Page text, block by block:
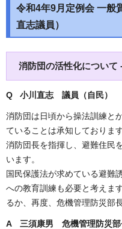
令和4年9月定例会 一般
直志議員）
消防団の活性化について
Q 小川直志 議員（自民）
消防団は日頃から操法訓練と
ていることは承知しておりま
消防団長を指揮し、避難住民
います。
国民保護法が求めている避難
への教育訓練も必要と考えま
るか、再度、危機管理防災部
A 三須康男 危機管理防災部